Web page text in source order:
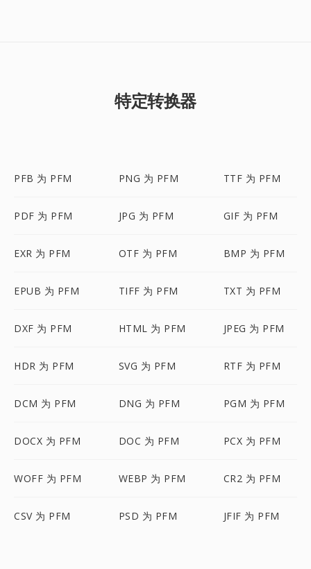
特定转换器
PFB 为 PFM PNG 为 PFM TTF 为 PFM
PDF 为 PFM JPG 为 PFM GIF 为 PFM
EXR 为 PFM OTF 为 PFM BMP 为 PFM
EPUB 为 PFM TIFF 为 PFM TXT 为 PFM
DXF 为 PFM HTML 为 PFM JPEG 为 PFM
HDR 为 PFM SVG 为 PFM RTF 为 PFM
DCM 为 PFM DNG 为 PFM PGM 为 PFM
DOCX 为 PFM DOC 为 PFM PCX 为 PFM
WOFF 为 PFM WEBP 为 PFM CR2 为 PFM
CSV 为 PFM PSD 为 PFM JFIF 为 PFM